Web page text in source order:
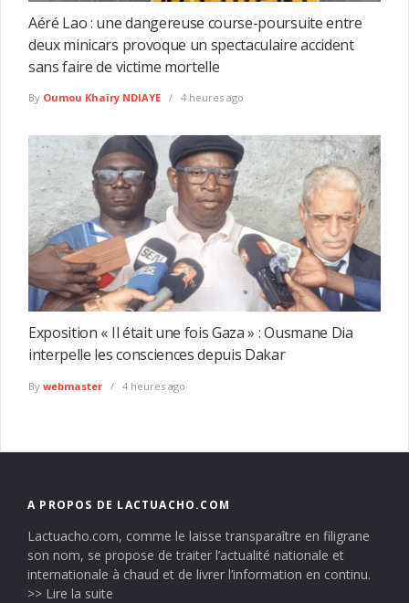
Aéré Lao : une dangereuse course-poursuite entre
deux minicars provoque un spectaculaire accident
sans faire de victime mortelle
By Oumou Khaïry NDIAYE 4 heures ago
Exposition « Il était une fois Gaza » : Ousmane Dia
interpelle les consciences depuis Dakar
By webmaster 4 heures ago
A PROPOS DE LACTUACHO.COM
Lactuacho.com, comme le laisse transparaître en filigrane
son nom, se propose de traiter l’actualité nationale et
internationale à chaud et de livrer l’information en continu.
>> Lire la suite